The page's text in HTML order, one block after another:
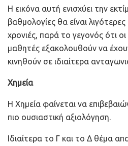
Η εικόνα αυτή ενισχύει την
βαθμολογίες θα είναι
χρονιές, παρά το γεγονός ότι
μαθητές εξακολουθούν να
κινηθούν σε ιδιαίτερα
Χημεία
Η Χημεία φαίνεται να
πιο ουσιαστική αξιολόγηση.
Ιδιαίτερα το Γ και το Δ θέμα